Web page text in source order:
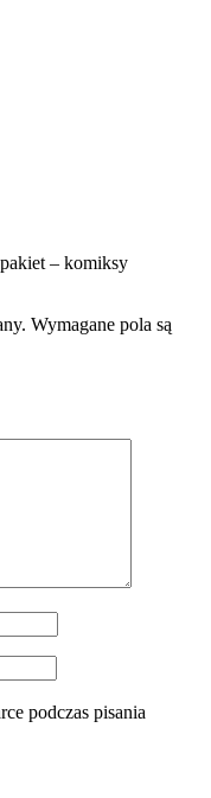
– komiksy
Wymagane pola są
podczas pisania